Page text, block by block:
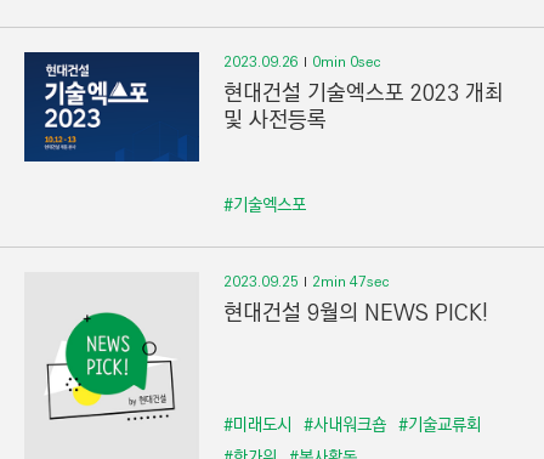
2023.09.26 0min 0sec
현대건설 기술엑스포 2023 개최
및 사전등록
#기술엑스포
2023.09.25 2min 47sec
현대건설 9월의 NEWS PICK!
#미래도시 #사내워크숍 #기술교류회